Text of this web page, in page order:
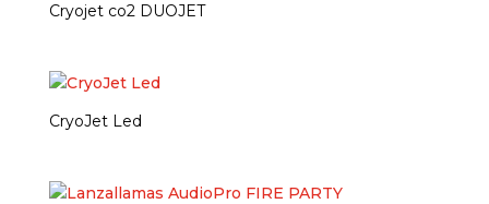
Cryojet co2 DUOJET
CryoJet Led